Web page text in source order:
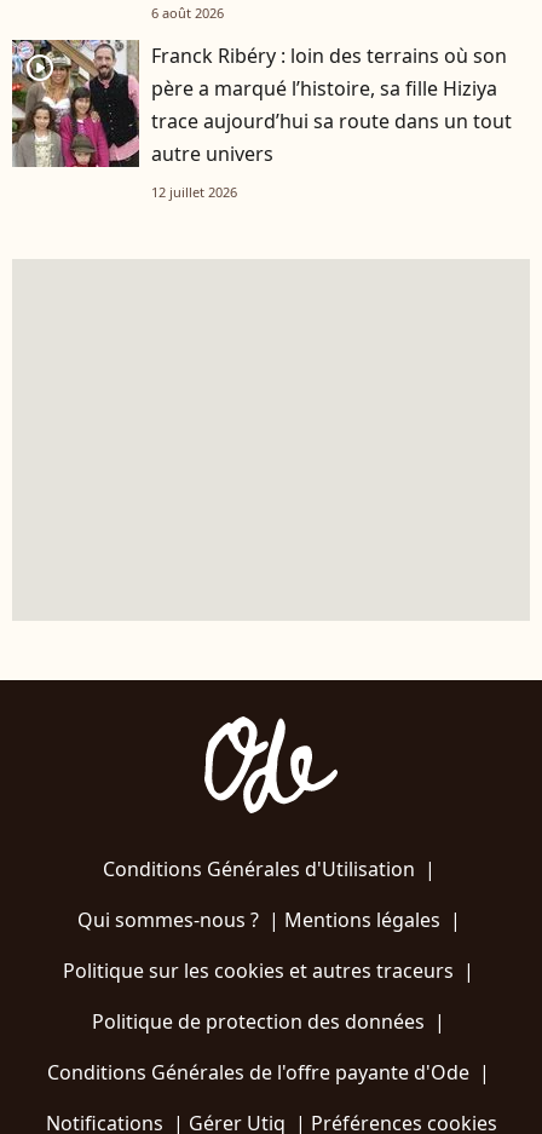
6 août 2026
player2
Franck Ribéry : loin des terrains où son
père a marqué l’histoire, sa fille Hiziya
trace aujourd’hui sa route dans un tout
autre univers
12 juillet 2026
Conditions Générales d'Utilisation |
Qui sommes-nous ?| Mentions légales |
Politique sur les cookies et autres traceurs |
Politique de protection des données |
Conditions Générales de l'offre payante d'Ode |
Notifications | Gérer Utiq | Préférences cookies